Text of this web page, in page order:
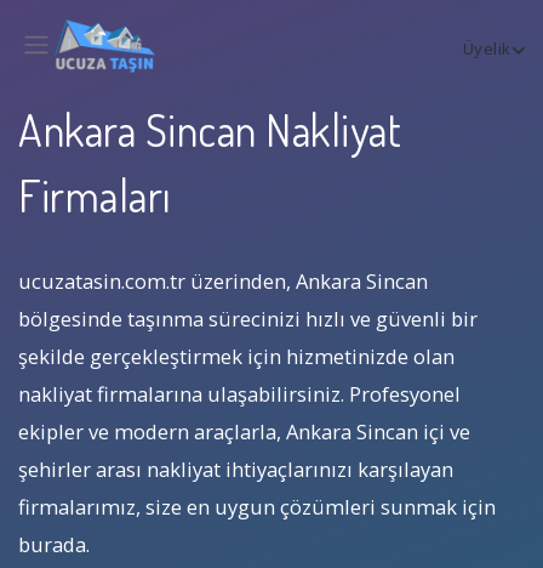
Üyelik
Ankara Sincan Nakliyat
Firmaları
ucuzatasin.com.tr üzerinden, Ankara Sincan
bölgesinde taşınma sürecinizi hızlı ve güvenli bir
şekilde gerçekleştirmek için hizmetinizde olan
nakliyat firmalarına ulaşabilirsiniz. Profesyonel
ekipler ve modern araçlarla, Ankara Sincan içi ve
şehirler arası nakliyat ihtiyaçlarınızı karşılayan
firmalarımız, size en uygun çözümleri sunmak için
burada.